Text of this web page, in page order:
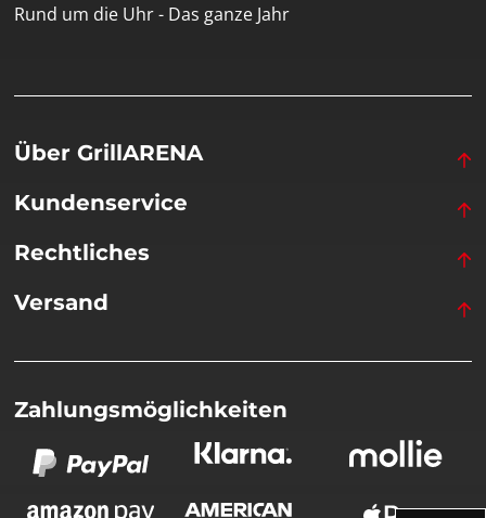
Rund um die Uhr - Das ganze Jahr
Über GrillARENA
Kundenservice
Rechtliches
Versand
Zahlungsmöglichkeiten